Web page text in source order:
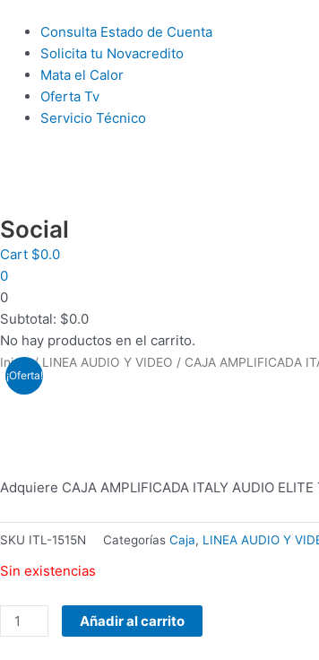
contenido
Main
Menu
Consulta Estado de Cuenta
Solicita tu Novacredito
Mata el Calor
Oferta Tv
Servicio Técnico
Social
Cart $0.0
0
0
Subtotal: $0.0
No hay productos en el carrito.
Inicio/LINEA AUDIO Y VIDEO / CAJA AMPLIFICADA
¡Oferta!
Adquiere CAJA AMPLIFICADA ITALY AUDIO
SKU ITL-1515N Categorías Caja, LINEA AUDIO Y
Sin existencias
COMBO
TECLADO/MOUSE
Añadir al carrito